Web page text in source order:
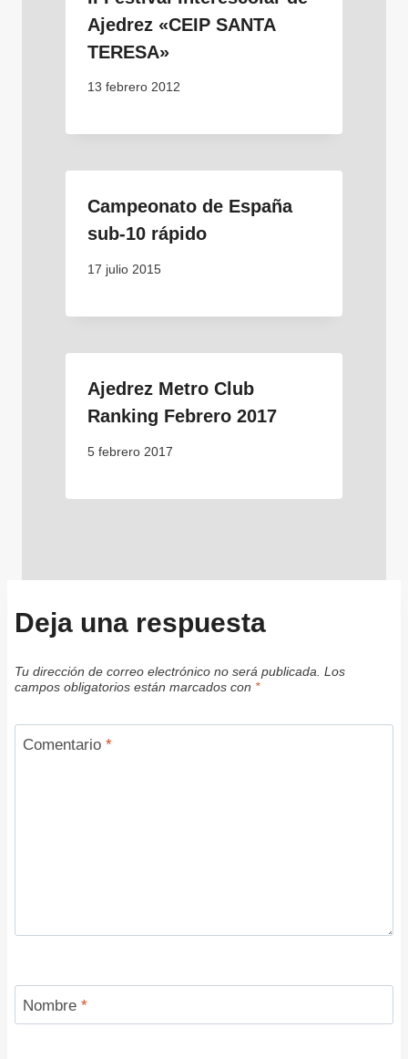
Ajedrez «CEIP SANTA
TERESA»
13 febrero 2012
Campeonato de España
sub-10 rápido
17 julio 2015
Ajedrez Metro Club
Ranking Febrero 2017
5 febrero 2017
Deja una respuesta
Tu dirección de correo electrónico no será publicada. Los
campos obligatorios están marcados con *
Comentario *
Nombre *